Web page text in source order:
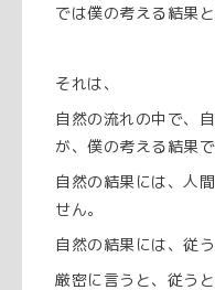
では僕の考える結果
それは、
自然の流れの中で、
が、僕の考える結果で
自然の結果には、人
せん。
自然の結果には、従
厳密に言うと、従う